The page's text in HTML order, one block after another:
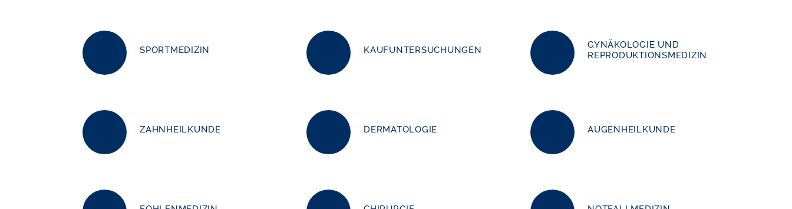
SPORTMEDIZIN KAUFUNTERSUCHUNGEN
GYNÄKOLOGIE UND
REPRODUKTIONSMEDIZIN
ZAHNHEILKUNDE DERMATOLOGIE AUGENHEILKUNDE